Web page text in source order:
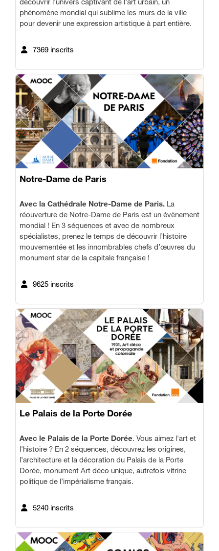
phénomène mondial qui sublime les murs de la ville
pour devenir une expression artistique à part entière.
7369 inscrits
Notre-Dame de Paris
Avec la Cathédrale Notre-Dame de Paris. La
réouverture de Notre-Dame de Paris est un évènement
mondial ! En 3 séquences et avec de nombreux
spécialistes, prenez le temps de découvrir l’histoire
mouvementée et les innombrables chefs d’œuvres du
monument star de la capitale française !
9625 inscrits
Le Palais de la Porte Dorée
Avec le Palais de la Porte Dorée. Vous aimez l'art et
l'histoire ? En 2 séquences, découvrez les origines,
l’architecture et la décoration du Palais de la Porte
Dorée, monument Art déco unique, autrefois vitrine
politique de l’impérialisme français.
5240 inscrits